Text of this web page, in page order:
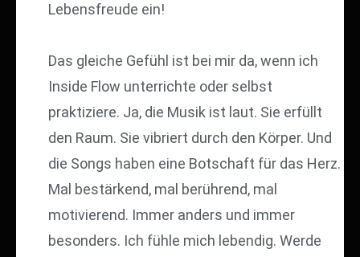
Lebensfreude ein!
Das gleiche Gefühl ist bei mir da, wenn ich
Inside Flow unterrichte oder selbst
praktiziere. Ja, die Musik ist laut. Sie erfüllt
den Raum. Sie vibriert durch den Körper. Und
die Songs haben eine Botschaft für das Herz.
Mal bestärkend, mal berührend, mal
motivierend. Immer anders und immer
besonders. Ich fühle mich lebendig. Werde